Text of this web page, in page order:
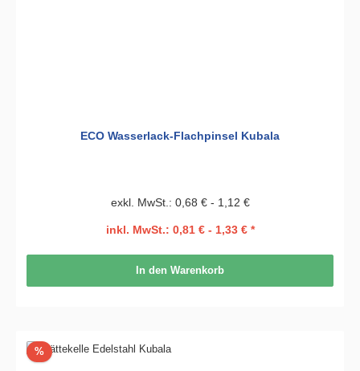
ECO Wasserlack-Flachpinsel Kubala
exkl. MwSt.: 0,68 € - 1,12 €
inkl. MwSt.: 0,81 € - 1,33 € *
In den Warenkorb
%Rabatt